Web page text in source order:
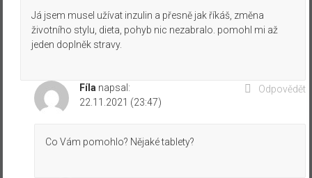
Já jsem musel užívat inzulin a přesně jak říkáš, změna
životního stylu, dieta, pohyb nic nezabralo. pomohl mi až
jeden doplněk stravy.
Odpovědět
Fíla napsal:
22.11.2021 (23:47)
Co Vám pomohlo? Nějaké tablety?